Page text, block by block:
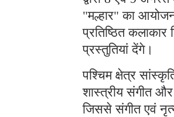
"मल्हार" का
प्रतिष्ठित कलाकार
प्रस्तुतियां देंगे।
पश्चिम क्षेत्र
शास्त्रीय संगीत
जिससे संगीत एवं